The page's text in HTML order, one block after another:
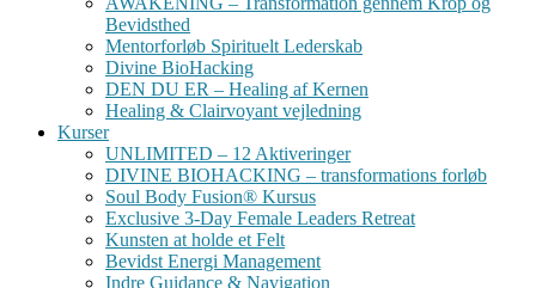
Bevidsthed
Mentorforløb Spirituelt Lederskab
Divine BioHacking
DEN DU ER – Healing af Kernen
Healing & Clairvoyant vejledning
Kurser
UNLIMITED – 12 Aktiveringer
DIVINE BIOHACKING – transformations forløb
Soul Body Fusion® Kursus
Exclusive 3-Day Female Leaders Retreat
Kunsten at holde et Felt
Bevidst Energi Management
Indre Guidance & Navigation